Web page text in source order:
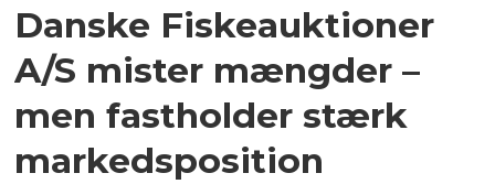
Danske Fiskeauktioner
A/S mister mængder –
men fastholder stærk
markedsposition